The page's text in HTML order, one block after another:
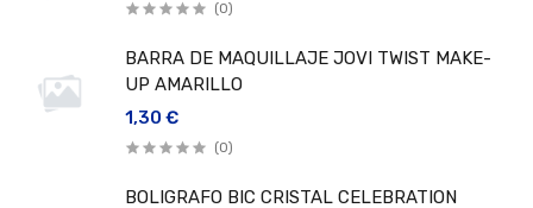
(0)
BARRA DE MAQUILLAJE JOVI TWIST MAKE-
UP AMARILLO
1,30 €
(0)
BOLIGRAFO BIC CRISTAL CELEBRATION